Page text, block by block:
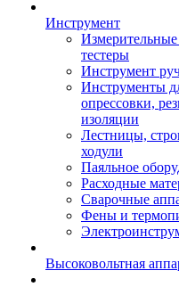
Инструмент
тестеры
Инструмент
Инструменты
опрессовки,
изоляции
Лестницы,
ходули
Паяльное
Расходные
Сварочные
Фены и
Высоковольтная